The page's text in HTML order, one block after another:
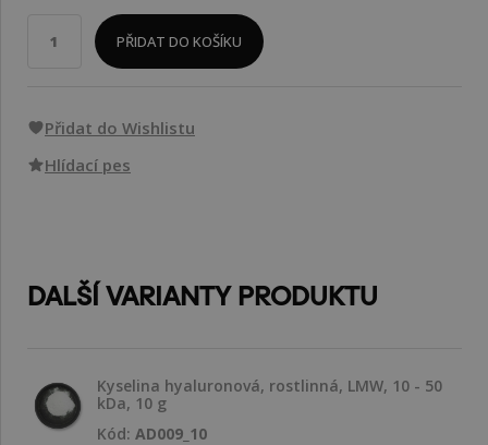
PŘIDAT DO KOŠÍKU
Přidat do Wishlistu
Hlídací pes
DALŠÍ VARIANTY PRODUKTU
Kyselina hyaluronová, rostlinná, LMW, 10 - 50
kDa, 10 g
Kód: AD009_10